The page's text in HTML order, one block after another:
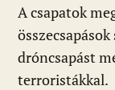
A csapatok
dróncsapást
terroristákkal.